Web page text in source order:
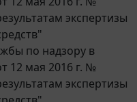
экспертизы
по надзору в
12 мая 2016 г. №
экспертизы